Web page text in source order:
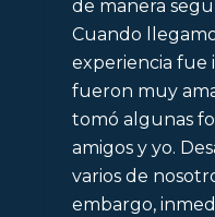
de manera
Cuando
experiencia fue
fueron muy
tomó algunas
amigos y yo.
varios de
embargo,